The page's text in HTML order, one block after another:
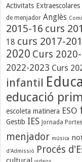
Activitats Extraescolares
de menjador Anglès
2015-16 curs
18 curs 2017-
2020 Curs
2022-2023 Curs
infantil
educació
escoleta matinera ESO
Gestib IES Jornada
menjador música
d'Admissió Procés